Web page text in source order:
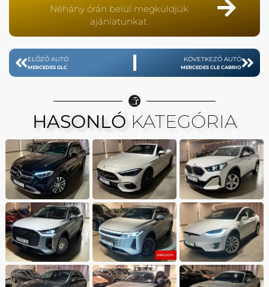
Néhány órán belül megküldjük
ajánlatunkat.
ELŐZŐ AUTÓ
MERCEDES GLC
KÖVETKEZŐ AUTÓ
MERCEDES CLE CABRIO
HASONLÓ KATEGÓRIA